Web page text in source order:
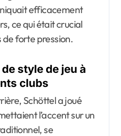
efficacement
ce qui était crucial
de forte pression.
style de jeu à
clubs
Schöttel a joué
l’accent sur un
se